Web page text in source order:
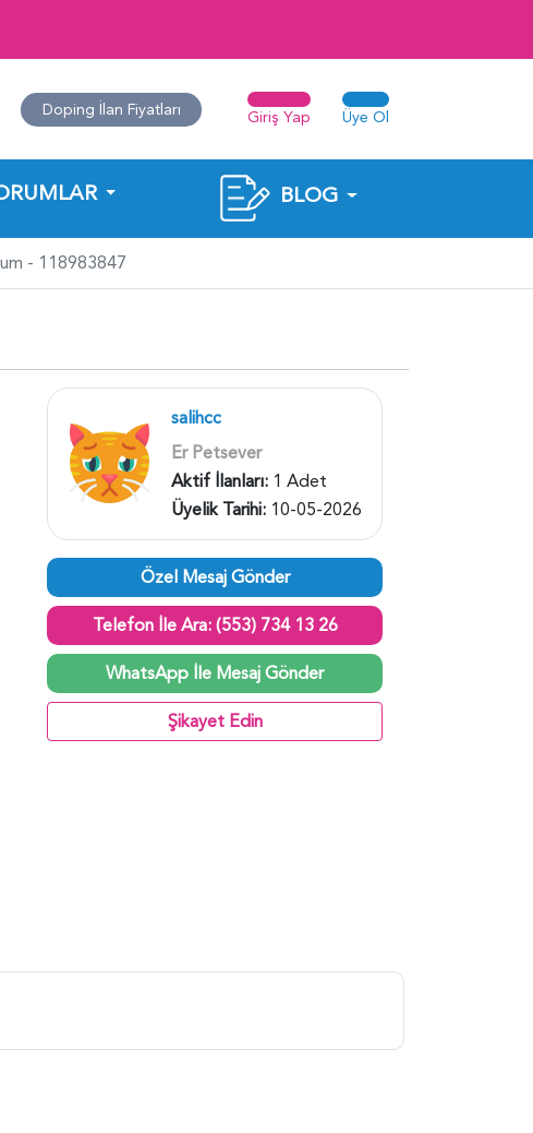
Doping İlan Fiyatları Giriş Yap Üye Ol
BLOG
- 118983847
salihcc
Er Petsever
Aktif İlanları: 1 Adet
Üyelik Tarihi: 10-05-2026
Özel Mesaj Gönder
Telefon İle Ara: (553) 734 13 26
WhatsApp İle Mesaj Gönder
Şikayet Edin